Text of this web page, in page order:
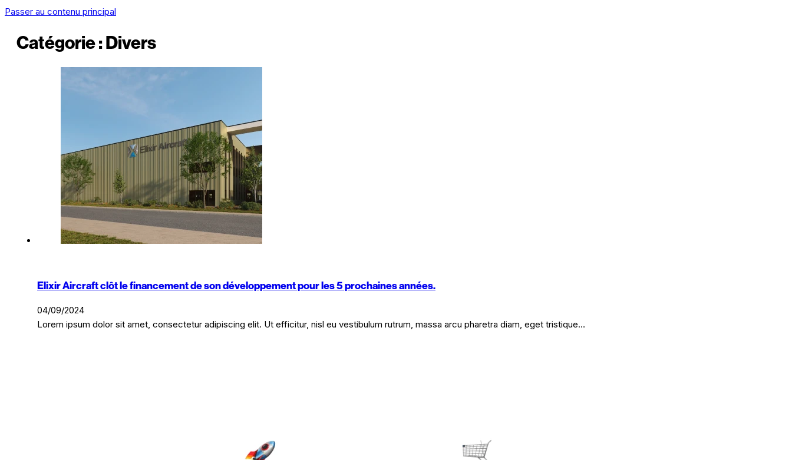
Passer au contenu principal
Catégorie :Divers
Elixir Aircraft clôt le financement de son développement pour les 5 prochaines années.
04/09/2024
Lorem ipsum dolor sit amet, consectetur adipiscing elit. Ut efficitur, nisl eu vestibulum rutrum, massa arcu pharetra diam, eget tristique…